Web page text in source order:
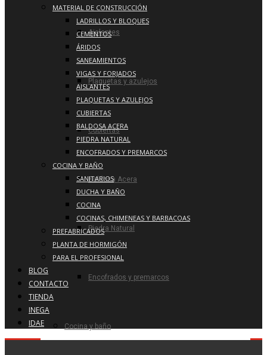
Aislantes
Plaquetas y azulejos
Cubiertas
Baldosa Acera
Piedra Natural
Encofrados y premarcos
Cocina y baño
MATERIAL DE CONSTRUCCIÓN
LADRILLOS Y BLOQUES
CEMENTOS
ÁRIDOS
SANEAMIENTOS
VIGAS Y FORJADOS
AISLANTES
PLAQUETAS Y AZULEJOS
CUBIERTAS
BALDOSA ACERA
PIEDRA NATURAL
ENCOFRADOS Y PREMARCOS
COCINA Y BAÑO
SANITARIOS
DUCHA Y BAÑO
COCINA
COCINAS, CHIMENEAS Y BARBACOAS
PREFABRICADOS
PLANTA DE HORMIGÓN
PARA EL PROFESIONAL
BLOG
CONTACTO
TIENDA
INEGA
IDAE